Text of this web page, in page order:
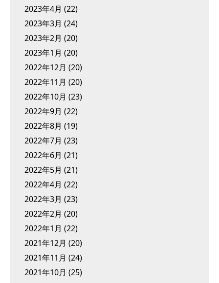
2023年4月 (22)
2023年3月 (24)
2023年2月 (20)
2023年1月 (20)
2022年12月 (20)
2022年11月 (20)
2022年10月 (23)
2022年9月 (22)
2022年8月 (19)
2022年7月 (23)
2022年6月 (21)
2022年5月 (21)
2022年4月 (22)
2022年3月 (23)
2022年2月 (20)
2022年1月 (22)
2021年12月 (20)
2021年11月 (24)
2021年10月 (25)